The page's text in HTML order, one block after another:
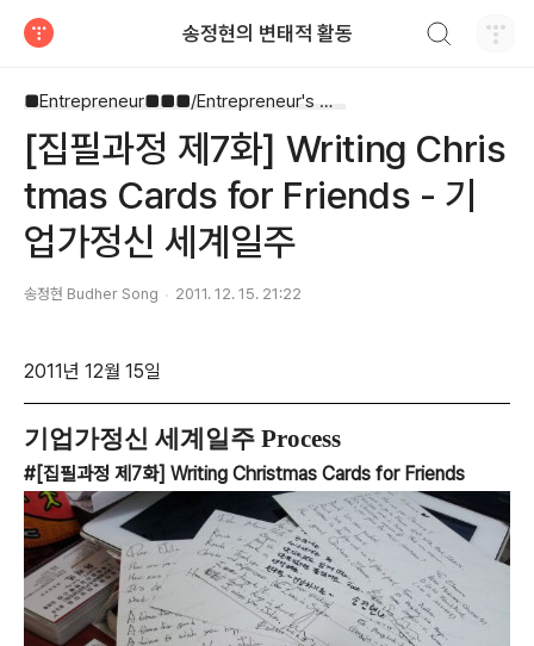
송정현의 변태적 활동
■Entrepreneur■■■/Entrepreneur's Way
[집필과정 제7화] Writing Chris
tmas Cards for Friends - 기
업가정신 세계일주
송정현 Budher Song 2011. 12. 15. 21:22
2011년 12월 15일
기업가정신 세계일주 Process
#[집필과정 제7화] Writing Christmas Cards for Friends